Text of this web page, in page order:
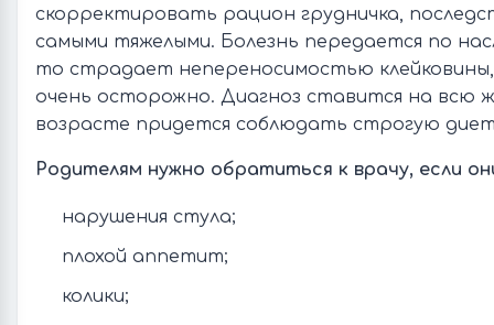
скорректировать рацион грудничка,
самыми тяжелыми. Болезнь передается по
то страдает непереносимостью
очень осторожно. Диагноз ставится на всю
возрасте придется соблюдать строгую
Родителям нужно обратиться к врачу, если
нарушения стула;
плохой аппетит;
колики;